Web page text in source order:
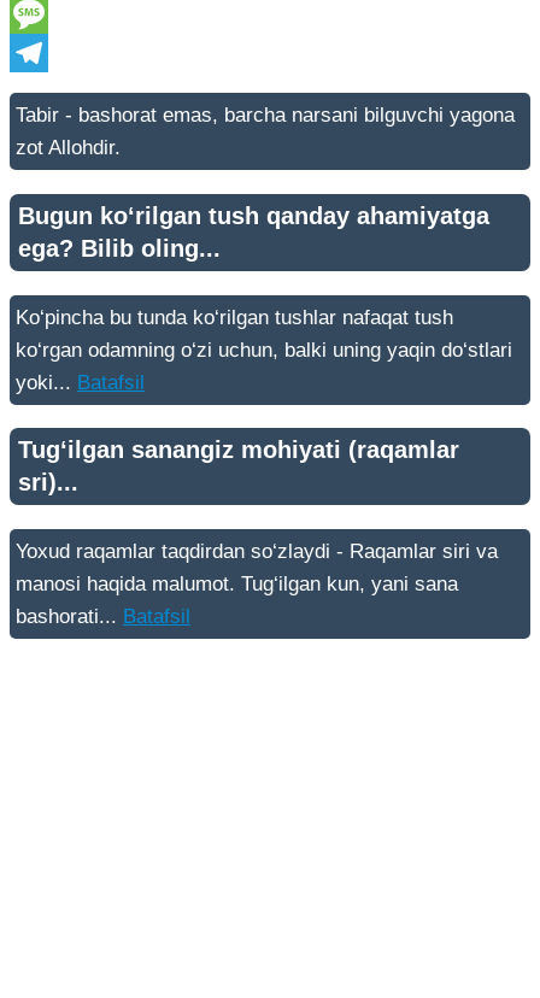
Odnoklassniki
Message
Telegram
Tabir - bashorat emas, barcha narsani bilguvchi yagona
zot Allohdir.
Bugun ko‘rilgan tush qanday ahamiyatga
ega? Bilib oling...
Ko‘pincha bu tunda ko‘rilgan tushlar nafaqat tush
ko‘rgan odamning o‘zi uchun, balki uning yaqin do‘stlari
yoki... Batafsil
Tug‘ilgan sanangiz mohiyati (raqamlar
sri)...
Yoxud raqamlar taqdirdan so‘zlaydi - Raqamlar siri va
manosi haqida malumot. Tug‘ilgan kun, yani sana
bashorati... Batafsil